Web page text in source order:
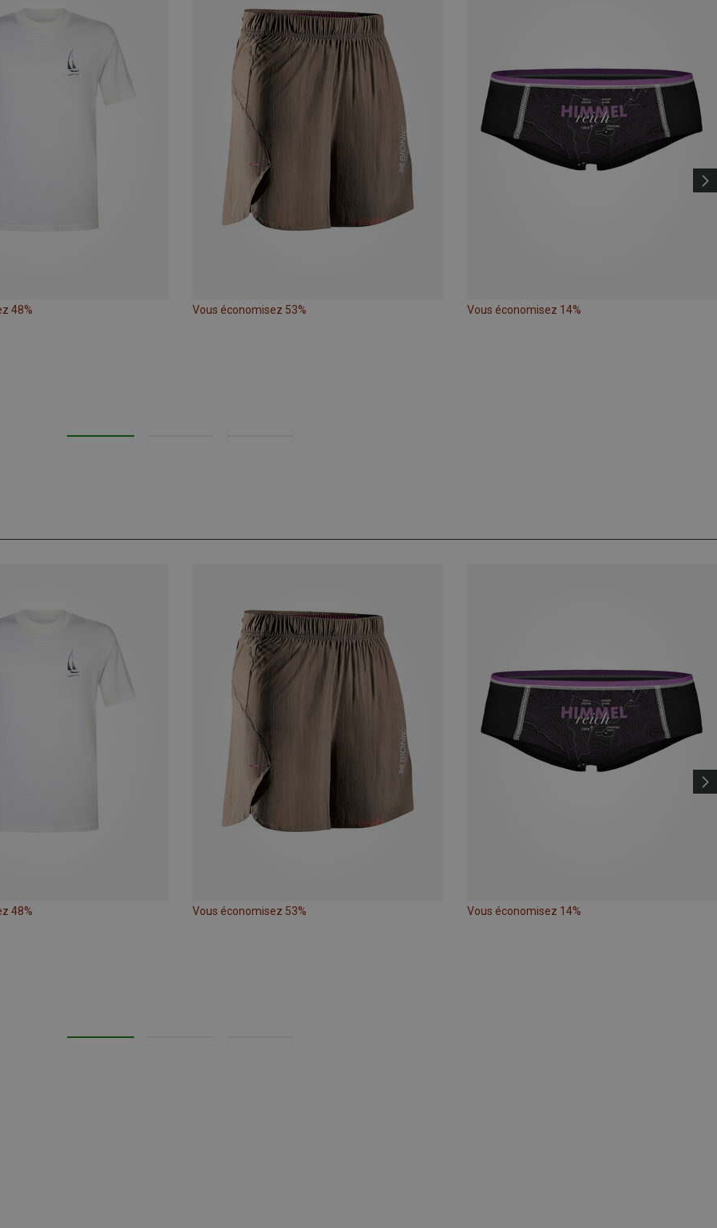
48% Vous économisez 53% Vous économisez 14%
48% Vous économisez 53% Vous économisez 14%